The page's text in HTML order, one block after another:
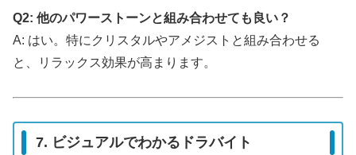
Q2: 他のパワーストーンと組み合わせても良い？
A: はい。特にクリスタルやアメジストと組み合わせる
と、リラックス効果が高まります。
7. ビジュアルでわかるドラバイト